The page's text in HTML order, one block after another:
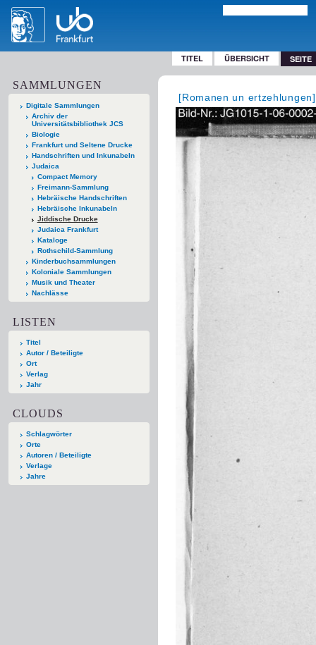
TITEL ÜBERSICHT SEITE
SAMMLUNGEN
Digitale Sammlungen
Archiv der
Universitätsbibliothek JCS
Biologie
Frankfurt und Seltene Drucke
Handschriften und Inkunabeln
Judaica
Compact Memory
Freimann-Sammlung
Hebräische Handschriften
Hebräische Inkunabeln
Jiddische Drucke
Judaica Frankfurt
Kataloge
Rothschild-Sammlung
Kinderbuchsammlungen
Koloniale Sammlungen
Musik und Theater
Nachlässe
LISTEN
Titel
Autor / Beteiligte
Ort
Verlag
Jahr
CLOUDS
Schlagwörter
Orte
Autoren / Beteiligte
Verlage
Jahre
[Romanen un ertzehlungen]